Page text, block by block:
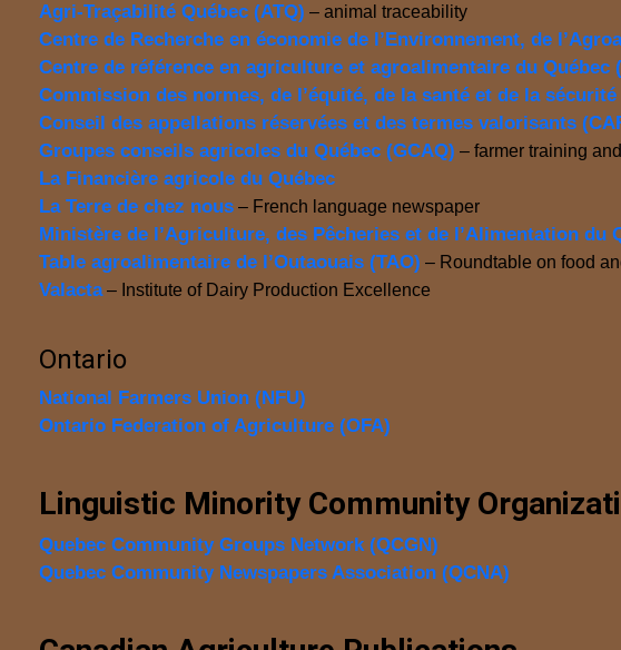
Agri-Traçabilité Québec (ATQ) – animal traceability
Centre de Recherche en économie de l’Environnement, de
Centre de référence en agriculture et agroalimentaire du Québec
Commission des normes, de l’équité, de la santé et de la
Conseil des appellations réservées et des termes valorisants
Groupes conseils agricoles du Québec (GCAQ) – farmer training
La Financière agricole du Québec
La Terre de chez nous – French language newspaper
Ministère de l’Agriculture, des Pêcheries et de l’Alimentation du
Table agroalimentaire de l’Outaouais (TAO) – Roundtable on food
Valacta– Institute of Dairy Production Excellence
Ontario
National Farmers Union (NFU)
Ontario Federation of Agriculture (OFA)
Linguistic Minority Community
Quebec Community Groups Network (QCGN)
Quebec Community Newspapers Association (QCNA)